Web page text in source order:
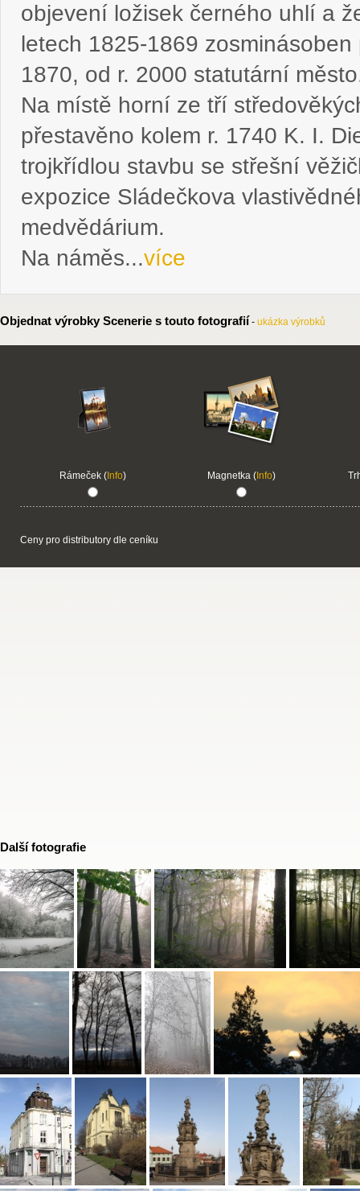
objevení ložisek černého uhlí a
letech 1825-1869
1870, od r. 2000 statutární
Na místě horní ze tří
přestavěno kolem r. 1740 K. I.
trojkřídlou stavbu se střešní
expozice Sládečkova
medvědárium.
Na náměs...více
Objednat výrobky Scenerie s touto fotografií - ukázka výrobků
Rámeček (Info) Magnetka (Info)
Ceny pro distributory dle ceníku
Další fotografie